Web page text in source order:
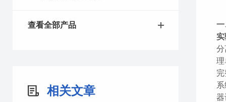
查看全部产品
相关文章
一
分